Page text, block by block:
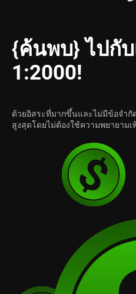
{ค้นพบ} ไปกับ
1:2000!
ด้วยอิสระที่มากขึ้นและไม่มีข้อจำกั
สูงสุดโดยไม่ต้องใช้ความพยายามเ